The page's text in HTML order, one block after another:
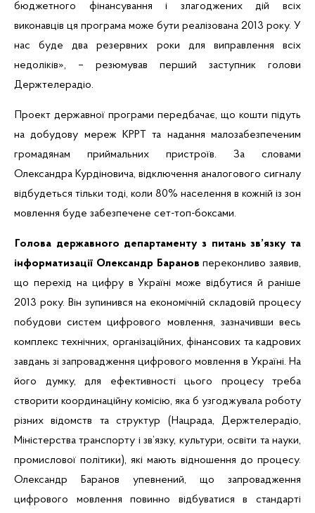
бюджетного фінансування і злагоджених дій всіх
виконавців ця програма може бути реалізована 2013 року. У
нас буде два резервних роки для виправлення всіх
недоліків», – резюмував перший заступник голови
Держтелерадіо.
Проект державної програми передбачає, що кошти підуть
на добудову мереж КРРТ та надання малозабезпеченим
громадянам приймальних пристроїв. За словами
Олександра Курдіновича, відключення аналогового сигналу
відбудеться тільки тоді, коли 80% населення в кожній із зон
мовлення буде забезпечене сет-топ-боксами.
Голова державного департаменту з питань зв’язку та
інформатизації Олександр Баранов переконливо заявив,
що перехід на цифру в Україні може відбутися й раніше
2013 року. Він зупинився на економічній складовій процесу
побудови систем цифрового мовлення, зазначивши весь
комплекс технічних, організаційних, фінансових та кадрових
завдань зі запровадження цифрового мовлення в Україні. На
його думку, для ефективності цього процесу треба
створити координаційну комісію, яка б узгоджувала роботу
різних відомств та структур (Нацрада, Держтелерадіо,
Міністерства транспорту і зв’язку, культури, освіти та науки,
промислової політики), які мають відношення до процесу.
Олександр Баранов упевнений, що запровадження
цифрового мовлення повинно відбуватися в стандарті